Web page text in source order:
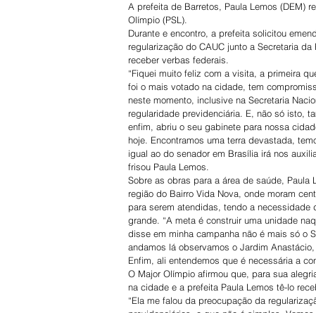
A prefeita de Barretos, Paula Lemos (DEM)
Olímpio (PSL).
Durante e encontro, a prefeita solicitou
regularização do CAUC junto a Secretaria
receber verbas federais.
“Fiquei muito feliz com a visita, a primeira
foi o mais votado na cidade, tem
neste momento, inclusive na Secretaria
regularidade previdenciária. E, não só isto,
enfim, abriu o seu gabinete para nossa
hoje. Encontramos uma terra devastada,
igual ao do senador em Brasília irá nos
frisou Paula Lemos.
Sobre as obras para a área de saúde,
região do Bairro Vida Nova, onde moram
para serem atendidas, tendo a necessidade
grande. “A meta é construir uma unidade
disse em minha campanha não é mais só o
andamos lá observamos o Jardim
Enfim, ali entendemos que é necessária a
O Major Olímpio afirmou que, para sua
na cidade e a prefeita Paula Lemos tê-lo
“Ela me falou da preocupação da